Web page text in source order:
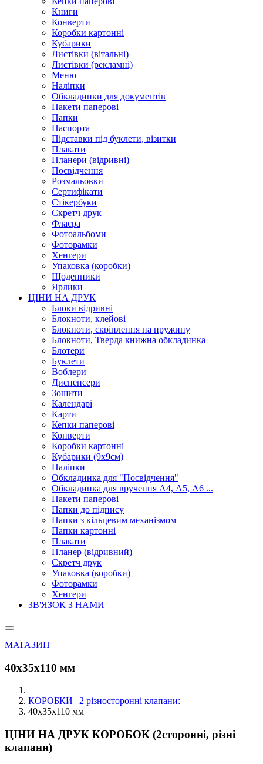
Книги
Конверти
Коробки картонні
Кубарики
Листівки (вітальні)
Листівки (рекламні)
Меню
Наліпки
Обкладинки для документів
Пакети паперові
Папки
Паспорта
Підставки під буклети, візитки
Плакати
Планери (відривні)
Посвідчення
Розмальовки
Сертифікати
Стікербуки
Скретч друк
Флаєра
Фотоальбоми
Фоторамки
Хенгери
Упаковка (коробки)
Щоденники
Ярлики
ЦІНИ НА ДРУК
Блоки відривні
Блокноти, клейові
Блокноти, скріплення на пружину
Блокноти, Тверда книжна обкладинка
Блотери
Буклети
Воблери
Диспенсери
Зошити
Календарі
Карти
Кепки паперові
Конверти
Коробки картонні
Кубарики (9х9см)
Наліпки
Обкладинка для "Посвідчення"
Обкладинка для вручення А4, А5, А6 ...
Пакети паперові
Папки до підпису
Папки з кільцевим механізмом
Папки картонні
Плакати
Планер (відривний)
Скретч друк
Упаковка (коробки)
Фоторамки
Хенгери
ЗВ'ЯЗОК З НАМИ
МАГАЗИН
40х35х110 мм
КОРОБКИ | 2 різносторонні клапани:
40х35х110 мм
ЦІНИ НА ДРУК КОРОБОК (2сторонні, різні
клапани)